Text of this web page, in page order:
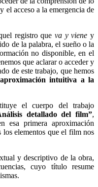
el acceso a la emergencia de
registro queva y viene y
de la palabra, el sueño o la
no disponible, en el
que aclarar o acceder y
de este trabajo, que hemos
intuitiva a la
el cuerpo del trabajo
detallado del film”,
esa primera aproximación
los elementos que el film nos
y descriptivo de la obra,
cuyo título resume